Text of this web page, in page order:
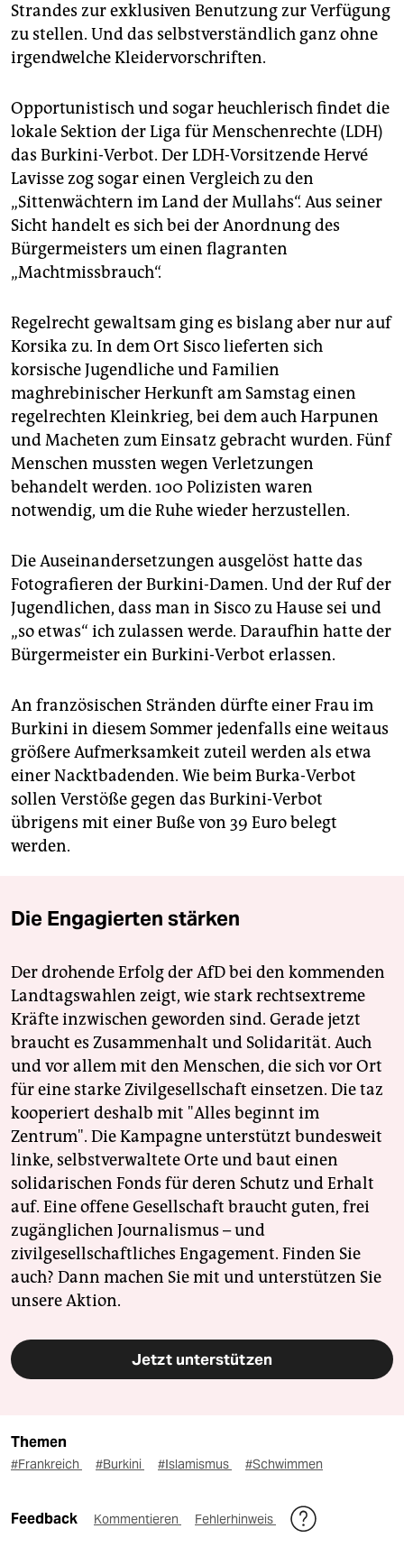
Strandes zur exklusiven Benutzung zur Verfügung
zu stellen. Und das selbstverständlich ganz ohne
irgendwelche Kleidervorschriften.
Opportunistisch und sogar heuchlerisch findet die
lokale Sektion der Liga für Menschenrechte (LDH)
das Burkini-Verbot. Der LDH-Vorsitzende Hervé
Lavisse zog sogar einen Vergleich zu den
„Sittenwächtern im Land der Mullahs“. Aus seiner
Sicht handelt es sich bei der Anordnung des
Bürgermeisters um einen flagranten
„Machtmissbrauch“.
Regelrecht gewaltsam ging es bislang aber nur auf
Korsika zu. In dem Ort Sisco lieferten sich
korsische Jugendliche und Familien
maghrebinischer Herkunft am Samstag einen
regelrechten Kleinkrieg, bei dem auch Harpunen
und Macheten zum Einsatz gebracht wurden. Fünf
Menschen mussten wegen Verletzungen
behandelt werden. 100 Polizisten waren
notwendig, um die Ruhe wieder herzustellen.
Die Auseinandersetzungen ausgelöst hatte das
Fotografieren der Burkini-Damen. Und der Ruf der
Jugendlichen, dass man in Sisco zu Hause sei und
„so etwas“ ich zulassen werde. Daraufhin hatte der
Bürgermeister ein Burkini-Verbot erlassen.
An französischen Stränden dürfte einer Frau im
Burkini in diesem Sommer jedenfalls eine weitaus
größere Aufmerksamkeit zuteil werden als etwa
einer Nacktbadenden. Wie beim Burka-Verbot
sollen Verstöße gegen das Burkini-Verbot
übrigens mit einer Buße von 39 Euro belegt
werden.
Die Engagierten stärken
Der drohende Erfolg der AfD bei den kommenden
Landtagswahlen zeigt, wie stark rechtsextreme
Kräfte inzwischen geworden sind. Gerade jetzt
braucht es Zusammenhalt und Solidarität. Auch
und vor allem mit den Menschen, die sich vor Ort
für eine starke Zivilgesellschaft einsetzen. Die taz
kooperiert deshalb mit "Alles beginnt im
Zentrum". Die Kampagne unterstützt bundesweit
linke, selbstverwaltete Orte und baut einen
solidarischen Fonds für deren Schutz und Erhalt
auf. Eine offene Gesellschaft braucht guten, frei
zugänglichen Journalismus – und
zivilgesellschaftliches Engagement. Finden Sie
auch? Dann machen Sie mit und unterstützen Sie
unsere Aktion.
Jetzt unterstützen
Themen
#Frankreich #Burkini #Islamismus #Schwimmen
Feedback Kommentieren Fehlerhinweis